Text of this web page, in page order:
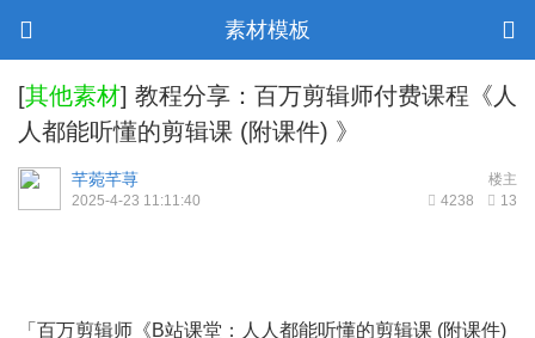
素材模板
[其他素材] 教程分享：百万剪辑师付费课程《人
人都能听懂的剪辑课 (附课件) 》
楼主
芊菀芊荨
4238 13
2025-4-23 11:11:40
「百万剪辑师《B站课堂：人人都能听懂的剪辑课 (附课件)